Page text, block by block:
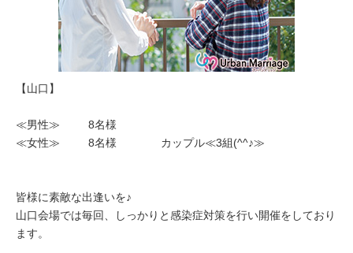
【山口】
≪男性≫ 8名様
≪女性≫ 8名様 カップル≪3組(^^♪≫
皆様に素敵な出逢いを♪
山口会場では毎回、しっかりと感染症対策を行い開催をしており
ます。